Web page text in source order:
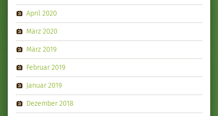
April 2020
März 2020
März 2019
Februar 2019
Januar 2019
Dezember 2018